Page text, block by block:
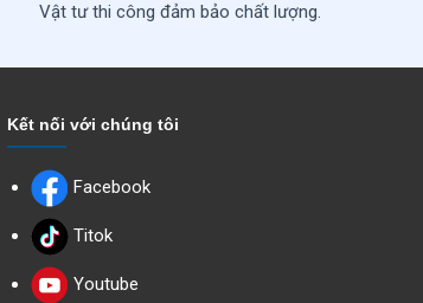
Vật tư thi công đảm bảo chất lượng.
Kết nối với chúng tôi
Facebook
Titok
Youtube